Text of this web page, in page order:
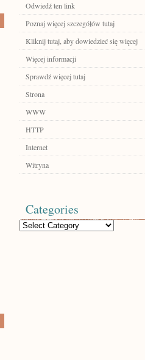
Odwiedź ten link
Poznaj więcej szczegółów tutaj
Kliknij tutaj, aby dowiedzieć się więcej
Więcej informacji
Sprawdź więcej tutaj
Strona
WWW
HTTP
Internet
Witryna
Categories
Categories